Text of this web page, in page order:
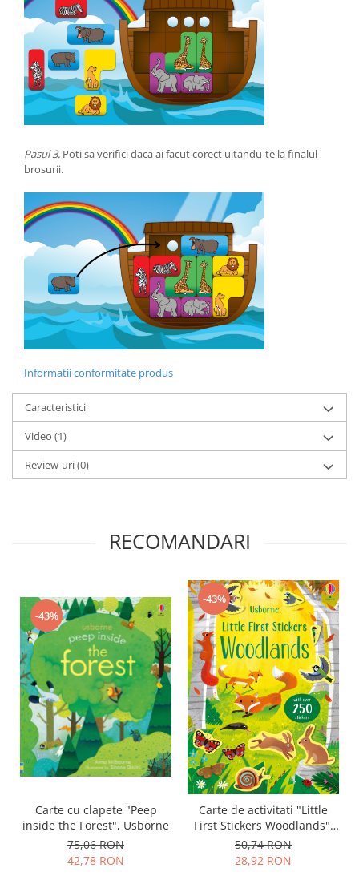
Pasul 3. Poti sa verifici daca ai facut corect uitandu-te la finalul
brosurii.
Informatii conformitate produs
Caracteristici
Video (1)
Review-uri(0)
RECOMANDARI
-43%
Carte cu clapete "Peep
inside the Forest", Usborne
75,06 RON
42,78 RON
-43%
Carte de activitati "Little
First Stickers Woodlands",
format mic, 250 stickers,
Usborne
50,74 RON
28,92 RON